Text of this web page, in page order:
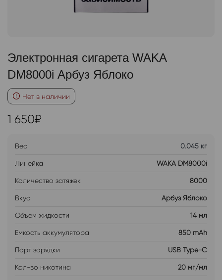
Электронная сигарета WAKA
DM8000i Арбуз Яблоко
Нет в наличии
1 650₽
Вес 0.045 кг
Линейка WAKA DM8000i
Количество затяжек 8000
Вкус Арбуз Яблоко
Объем жидкости 14 мл
Емкость аккумулятора 850 mAh
Порт зарядки USB Type-C
Кол-во никотина 20 мг/мл